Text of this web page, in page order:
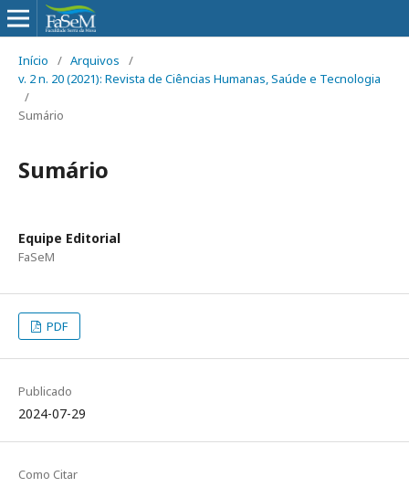
Início / Arquivos
/
v. 2 n. 20 (2021): Revista de Ciências Humanas, Saúde e Tecnologia
/
Sumário
Sumário
Equipe Editorial
FaSeM
PDF
Publicado
2024-07-29
Como Citar